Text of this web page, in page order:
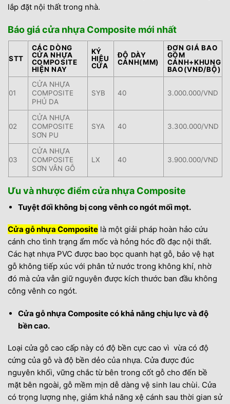
lắp đặt nội thất trong nhà.
Báo giá cửa nhựa Composite mới nhất
STT
CÁC DÒNG
CỬA NHỰA
COMPOSITE
HIỆN NAY
KÝ
HIỆU
CỬA
ĐỘ DÀY
CÁNH(MM)
ĐƠN GIÁ BAO
GỒM
CÁNH+KHUNG
BAO(VNĐ/BỘ)
01
CỬA NHỰA
COMPOSITE
PHỦ DA
SYB 40 3.000.000/VND
02
CỬA NHỰA
COMPOSITE
SƠN PU
SYA 40 3.300.000/VND
03
CỬA NHỰA
COMPOSITE
SƠN VÂN GỖ
LX 40 3.900.000/VND
Ưu và nhược điểm cửa nhựa Composite
Tuyệt đối không bị cong vênh co ngót mối mọt.
Cửa gỗ nhựa Composite là một giải pháp hoàn hảo cứu
cánh cho tình trạng ẩm mốc và hỏng hóc đồ đạc nội thất.
Các hạt nhựa PVC được bao bọc quanh hạt gỗ, bảo vệ hạt
gỗ không tiếp xúc với phân tử nước trong không khí, nhờ
đó mà cửa vẫn giữ nguyên được kích thước ban đầu không
công vênh co ngót.
Cửa gỗ nhựa Composite có khả năng chịu lực và độ
bền cao.
Loại cửa gỗ cao cấp này có độ bền cực cao vì vừa có độ
cứng của gỗ và độ bền dẻo của nhựa. Cửa được đúc
nguyên khối, vững chắc từ bên trong cốt gỗ cho đến bề
mặt bên ngoài, gỗ mềm mịn dễ dàng vệ sinh lau chùi. Cửa
có trọng lượng nhẹ, giảm khả năng xệ cánh sau thời gian sử